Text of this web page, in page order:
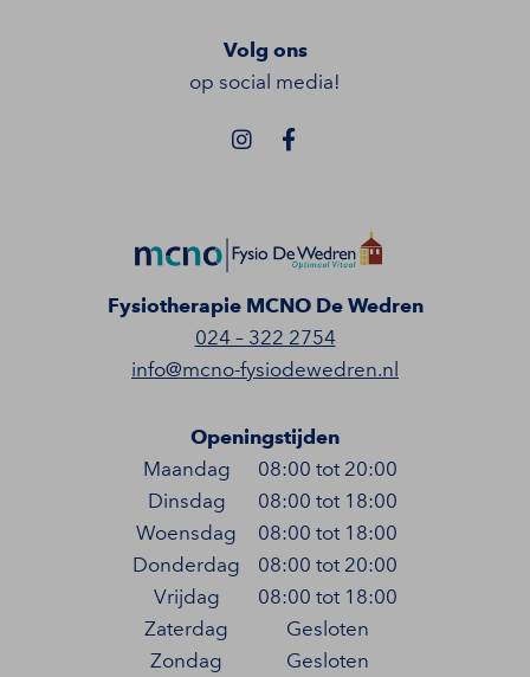
Volg ons
op social media!
Fysiotherapie MCNO De Wedren
024 – 322 2754
info@mcno-fysiodewedren.nl
Openingstijden
Maandag
Dinsdag
Woensdag
Donderdag
Vrijdag
Zaterdag
Zondag
08:00 tot 20:00
08:00 tot 18:00
08:00 tot 18:00
08:00 tot 20:00
08:00 tot 18:00
Gesloten
Gesloten